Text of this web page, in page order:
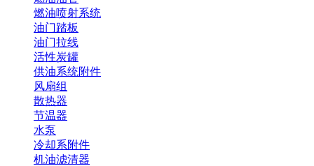
燃油喷射系统
油门踏板
油门拉线
活性炭罐
供油系统附件
风扇组
散热器
节温器
水泵
冷却系附件
机油滤清器